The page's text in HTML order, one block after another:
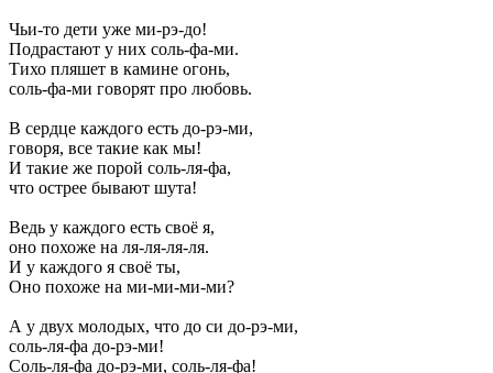
Чьи-то дети уже ми-рэ-до!
Подрастают у них соль-фа-ми.
Тихо пляшет в камине огонь,
соль-фа-ми говорят про любовь.
В сердце каждого есть до-рэ-ми,
говоря, все такие как мы!
И такие же порой соль-ля-фа,
что острее бывают шута!
Ведь у каждого есть своё я,
оно похоже на ля-ля-ля-ля.
И у каждого я своё ты,
Оно похоже на ми-ми-ми-ми?
А у двух молодых, что до си до-рэ-ми,
соль-ля-фа до-рэ-ми!
Соль-ля-фа до-рэ-ми, соль-ля-фа!